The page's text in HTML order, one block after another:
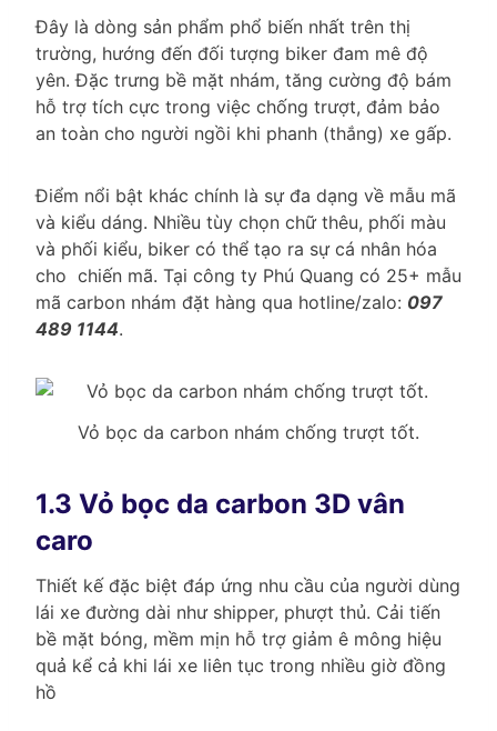
Đây là dòng sản phẩm phổ biến nhất trên thị
trường, hướng đến đối tượng biker đam mê độ
yên. Đặc trưng bề mặt nhám, tăng cường độ bám
hỗ trợ tích cực trong việc chống trượt, đảm bảo
an toàn cho người ngồi khi phanh (thắng) xe gấp.
Điểm nổi bật khác chính là sự đa dạng về mẫu mã
và kiểu dáng. Nhiều tùy chọn chữ thêu, phối màu
và phối kiểu, biker có thể tạo ra sự cá nhân hóa
cho chiến mã. Tại công ty Phú Quang có 25+ mẫu
mã carbon nhám đặt hàng qua hotline/zalo: 097
489 1144.
Vỏ bọc da carbon nhám chống trượt tốt.
1.3 Vỏ bọc da carbon 3D vân
caro
Thiết kế đặc biệt đáp ứng nhu cầu của người dùng
lái xe đường dài như shipper, phượt thủ. Cải tiến
bề mặt bóng, mềm mịn hỗ trợ giảm ê mông hiệu
quả kể cả khi lái xe liên tục trong nhiều giờ đồng
hồ